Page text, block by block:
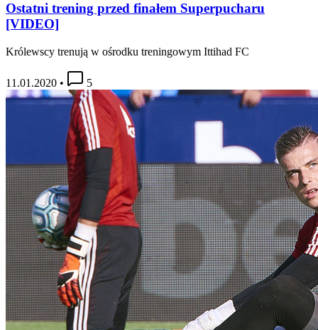
Ostatni trening przed finałem Superpucharu
[VIDEO]
Królewscy trenują w ośrodku treningowym Ittihad FC
11.01.2020 • 5